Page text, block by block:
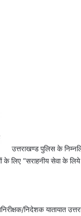
उत्तराखण्ड पुलिस के
के लिए “सराहनीय सेवा के
निदेशक यातायात